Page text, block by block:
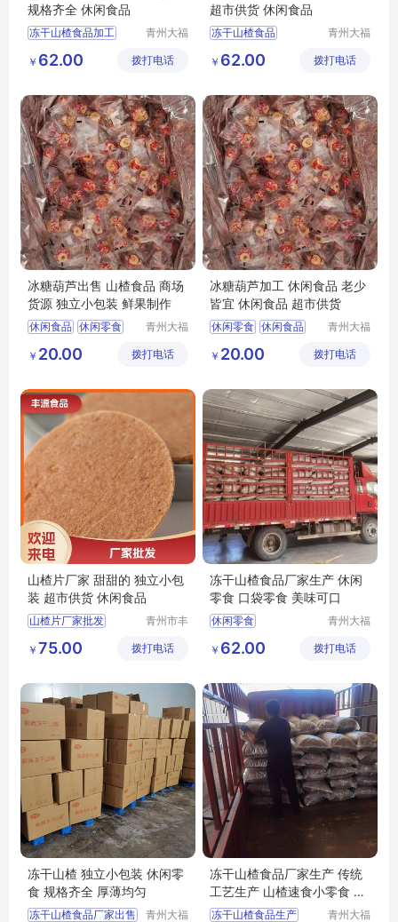
规格齐全 休闲食品
冻干山楂食品加工
冻干山楂食品厂家
冻干山楂加工
青州大福
展有限公
￥ 62.00 拨打电话
超市供货 休闲食品
冻干山楂食品
冻干山楂制品加工
冻干山楂食品厂家生产
青州大福
展有限公
￥ 62.00 拨打电话
冰糖葫芦出售 山楂食品 商场
货源 独立小包装 鲜果制作
休闲食品 休闲零食
山楂食品 山楂制品
青州大福
展有限公
￥ 20.00 拨打电话
冰糖葫芦加工 休闲食品 老少
皆宜 休闲食品 超市供货
休闲零食 休闲食品
冻干冰糖葫芦供应
青州大福
展有限公
￥ 20.00 拨打电话
山楂片厂家 甜甜的 独立小包
装 超市供货 休闲食品
山楂片厂家批发
山楂片批发
青州市丰
￥ 75.00 拨打电话
冻干山楂食品厂家生产 休闲
零食 口袋零食 美味可口
休闲零食
隆清良品山楂食品批发
冻干山楂食品厂家供应
青州大福
展有限公
￥ 62.00 拨打电话
冻干山楂 独立小包装 休闲零
食 规格齐全 厚薄均匀
冻干山楂食品厂家出售
青州大福
冻干山楂食品厂家生产 传统
工艺生产 山楂速食小零食 休
闲食品批发
冻干山楂食品生产
青州大福